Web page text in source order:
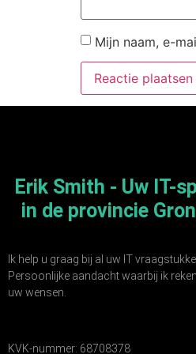
Mijn naam, e-
Erik Smith - Uw IT-
in de provincie
Ik help u graag bij al uw IT
Persoonlijke aandacht waarbij ik
uw wensen.
KVK-nummer: 68708378